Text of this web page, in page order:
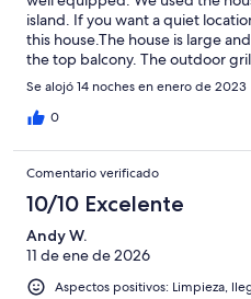
island. If you want a quiet
this house.The house is large
the top balcony. The outdoor
evening. It is necessary to have a
good adviser. There was an
little slow sometimes, but
really liked it and we wish
to stay here.
Se alojó 14 noches en enero de 2023
0
Comentario verificado
10/10 Excelente
Andy W.
11 de ene de 2026
Aspectos positivos: Limpieza,